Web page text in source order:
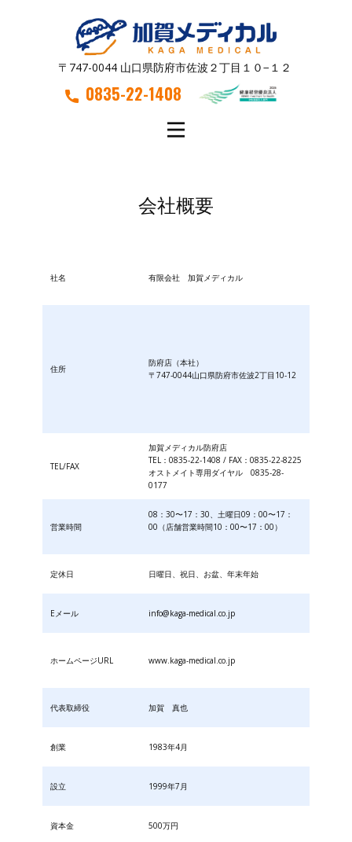
〒747-0044 山口県防府市佐波２丁目１０−１２
0835-22-1408
会社概要
社名 有限会社 加賀メディカル
住所
防府店（本社）
〒747-0044山口県防府市佐波2丁目10-12
TEL/FAX
加賀メディカル防府店
TEL：0835-22-1408 / FAX：0835-22-8225
オストメイト専用ダイヤル 0835-28-
0177
営業時間
08：30〜17：30、土曜日09：00〜17：
00（店舗営業時間10：00〜17：00）
定休日 日曜日、祝日、お盆、年末年始
Eメール info@kaga-medical.co.jp
ホームページURL www.kaga-medical.co.jp
代表取締役 加賀 真也
創業 1983年4月
設立 1999年7月
資本金 500万円